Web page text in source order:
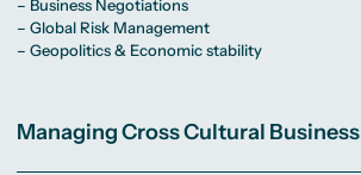
– Business Negotiations
– Global Risk Management
– Geopolitics & Economic stability
Managing Cross Cultural Business